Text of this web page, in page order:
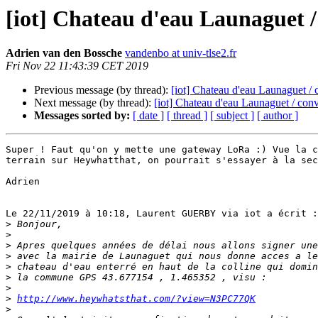
[iot] Chateau d'eau Launaguet
Adrien van den Bossche vandenbo at univ-tlse2.fr
Fri Nov 22 11:43:39 CET 2019
Previous message (by thread): [iot] Chateau d'eau Launaguet /
Next message (by thread): [iot] Chateau d'eau Launaguet /
Messages sorted by: [ date ] [ thread ] [ subject ] [ author ]
Super ! Faut qu'on y mette une gateway LoRa :) Vue
terrain sur Heywhatthat, on pourrait s'essayer à la
Adrien
Le 22/11/2019 à 10:18, Laurent GUERBY via iot a écrit :
>
>
>
>
>
>
>
> http://www.heywhatsthat.com/?view=N3PC77QK
>